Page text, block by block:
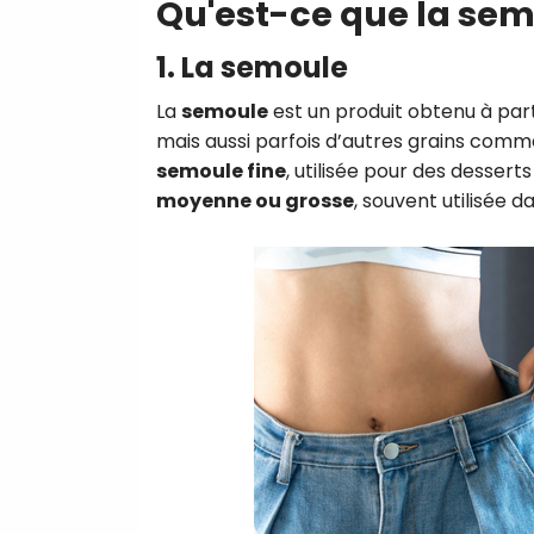
Qu'est-ce que la
1. La semoule
Lasemouleest un produit obtenu à
mais aussi parfois d’autres grains
semoule fine, utilisée pour des
moyenne ou grosse, souvent utilisée